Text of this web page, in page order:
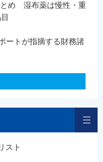
とめ 湿布薬は慢性・重
ートが指摘する財務諸
スト